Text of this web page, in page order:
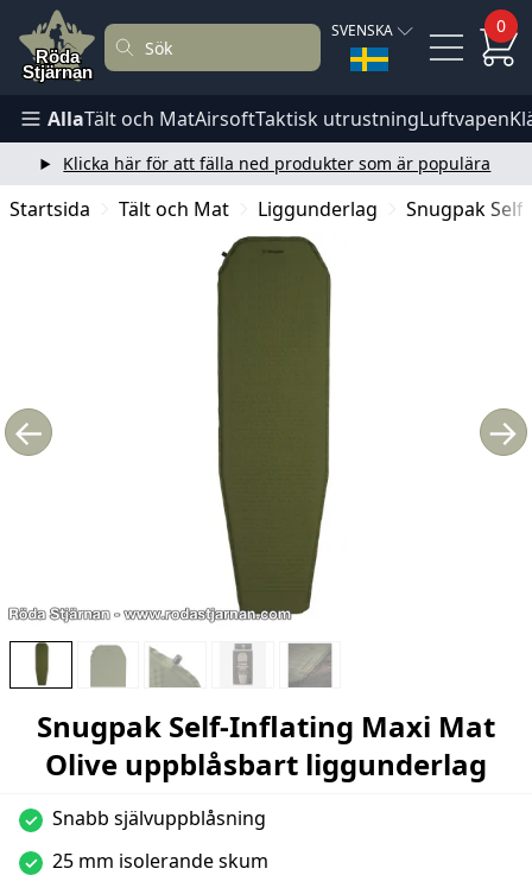
SVENSKA 0
AllaTält och MatAirsoftTaktisk utrustningLuftvapen
Klicka här för att fälla ned produkter som är populära
Startsida Tält och Mat Liggunderlag Snugpak
← →
Snugpak Self-Inflating Maxi Mat
Olive uppblåsbart liggunderlag
✓ Snabb självuppblåsning
✓ 25 mm isolerande skum